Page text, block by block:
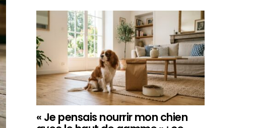
« Je pensais nourrir mon chien